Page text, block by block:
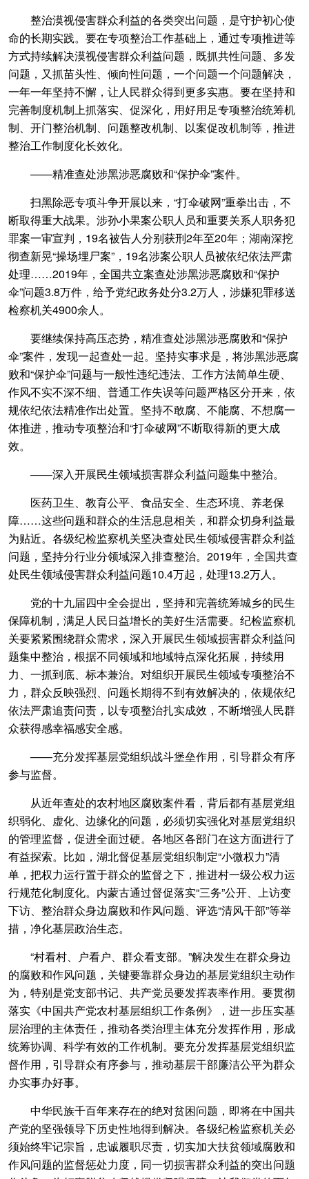
整治漠视侵害群众利益的各类突出问题，是守护初心使
命的长期实践。要在专项整治工作基础上，通过专项推进等
方式持续解决漠视侵害群众利益问题，既抓共性问题、多发
问题，又抓苗头性、倾向性问题，一个问题一个问题解决，
一年一年坚持不懈，让人民群众得到更多实惠。要在坚持和
完善制度机制上抓落实、促深化，用好用足专项整治统筹机
制、开门整治机制、问题整改机制、以案促改机制等，推进
整治工作制度化长效化。
——精准查处涉黑涉恶腐败和“保护伞”案件。
扫黑除恶专项斗争开展以来，“打伞破网”重拳出击，不
断取得重大战果。涉孙小果案公职人员和重要关系人职务犯
罪案一审宣判，19名被告人分别获刑2年至20年；湖南深挖
彻查新晃“操场埋尸案”，19名涉案公职人员被依纪依法严肃
处理……2019年，全国共立案查处涉黑涉恶腐败和“保护
伞”问题3.8万件，给予党纪政务处分3.2万人，涉嫌犯罪移送
检察机关4900余人。
要继续保持高压态势，精准查处涉黑涉恶腐败和“保护
伞”案件，发现一起查处一起。坚持实事求是，将涉黑涉恶腐
败和“保护伞”问题与一般性违纪违法、工作方法简单生硬、
作风不实不深不细、普通工作失误等问题严格区分开来，依
规依纪依法精准作出处置。坚持不敢腐、不能腐、不想腐一
体推进，推动专项整治和“打伞破网”不断取得新的更大成
效。
——深入开展民生领域损害群众利益问题集中整治。
医药卫生、教育公平、食品安全、生态环境、养老保
障……这些问题和群众的生活息息相关，和群众切身利益最
为贴近。各级纪检监察机关坚决查处民生领域侵害群众利益
问题，坚持分行业分领域深入排查整治。2019年，全国共查
处民生领域侵害群众利益问题10.4万起，处理13.2万人。
党的十九届四中全会提出，坚持和完善统筹城乡的民生
保障机制，满足人民日益增长的美好生活需要。纪检监察机
关要紧紧围绕群众需求，深入开展民生领域损害群众利益问
题集中整治，根据不同领域和地域特点深化拓展，持续用
力、一抓到底、标本兼治。对组织开展民生领域专项整治不
力，群众反映强烈、问题长期得不到有效解决的，依规依纪
依法严肃追责问责，以专项整治扎实成效，不断增强人民群
众获得感幸福感安全感。
——充分发挥基层党组织战斗堡垒作用，引导群众有序
参与监督。
从近年查处的农村地区腐败案件看，背后都有基层党组
织弱化、虚化、边缘化的问题，必须切实强化对基层党组织
的管理监督，促进全面过硬。各地区各部门在这方面进行了
有益探索。比如，湖北督促基层党组织制定“小微权力”清
单，把权力运行置于群众的监督之下，推进村一级公权力运
行规范化制度化。内蒙古通过督促落实“三务”公开、上访变
下访、整治群众身边腐败和作风问题、评选“清风干部”等举
措，净化基层政治生态。
“村看村、户看户、群众看支部。”解决发生在群众身边
的腐败和作风问题，关键要靠群众身边的基层党组织主动作
为，特别是党支部书记、共产党员要发挥表率作用。要贯彻
落实《中国共产党农村基层组织工作条例》，进一步压实基
层治理的主体责任，推动各类治理主体充分发挥作用，形成
统筹协调、科学有效的工作机制。要充分发挥基层党组织监
督作用，引导群众有序参与，推动基层干部廉洁公平为群众
办实事办好事。
中华民族千百年来存在的绝对贫困问题，即将在中国共
产党的坚强领导下历史性地得到解决。各级纪检监察机关必
须始终牢记宗旨，忠诚履职尽责，切实加大扶贫领域腐败和
作风问题的监督惩处力度，同一切损害群众利益的突出问题